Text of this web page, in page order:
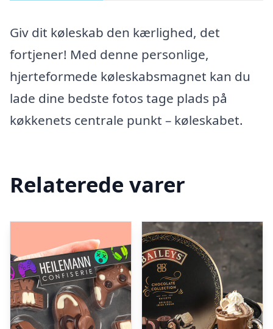
Giv dit køleskab den kærlighed, det
fortjener! Med denne personlige,
hjerteformede køleskabsmagnet kan du
lade dine bedste fotos tage plads på
køkkenets centrale punkt – køleskabet.
Relaterede varer